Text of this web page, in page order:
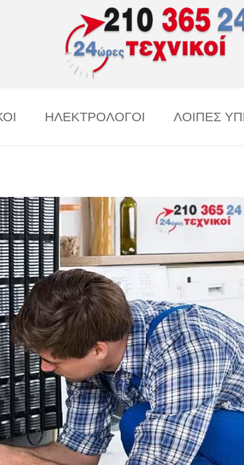
ΗΛΕΚΤΡΟΛΟΓΟΙ ΛΟΙΠΕΣ